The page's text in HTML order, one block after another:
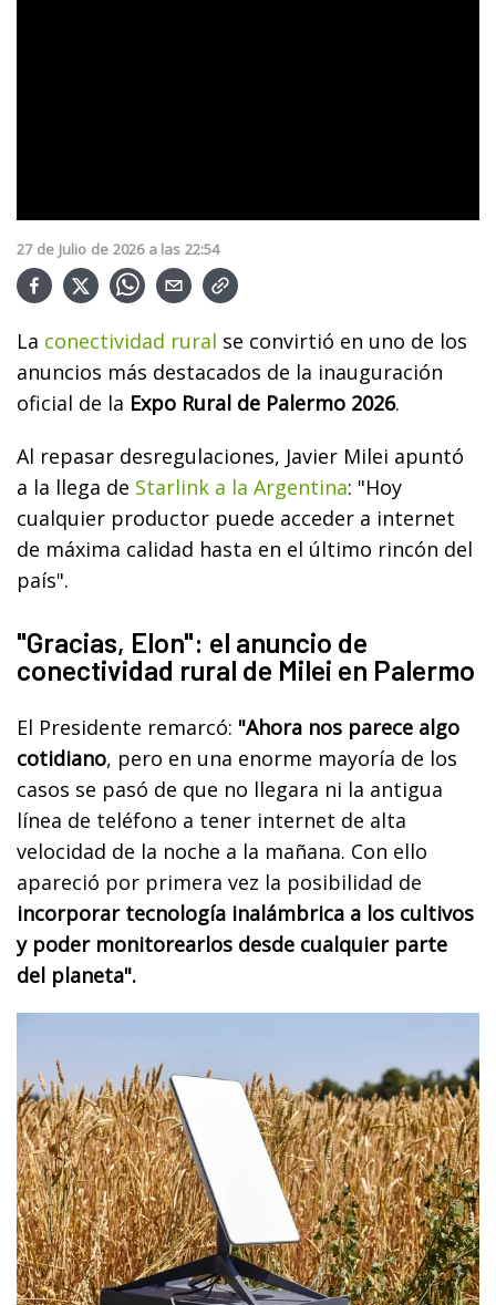
27 de Julio de 2026 a las 22:54
La conectividad rural se convirtió en uno de los
anuncios más destacados de la inauguración
oficial de la Expo Rural de Palermo 2026.
Al repasar desregulaciones, Javier Milei apuntó
a la llega de Starlink a la Argentina: "Hoy
cualquier productor puede acceder a internet
de máxima calidad hasta en el último rincón del
país".
"Gracias, Elon": el anuncio de
conectividad rural de Milei en Palermo
El Presidente remarcó: "Ahora nos parece algo
cotidiano, pero en una enorme mayoría de los
casos se pasó de que no llegara ni la antigua
línea de teléfono a tener internet de alta
velocidad de la noche a la mañana. Con ello
apareció por primera vez la posibilidad de
incorporar tecnología inalámbrica a los cultivos
y poder monitorearlos desde cualquier parte
del planeta".